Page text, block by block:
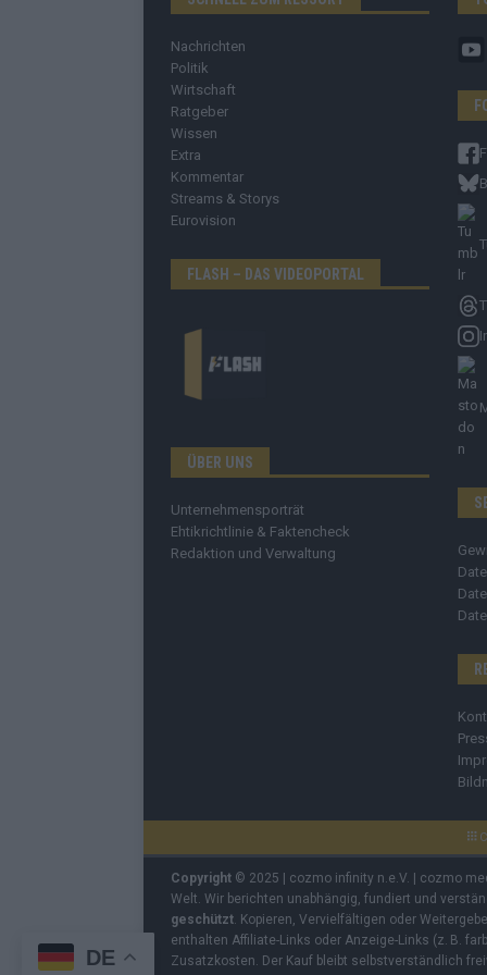
Nachrichten
Politik
Wirtschaft
Ratgeber
Wissen
Extra
Kommentar
Streams & Storys
Eurovision
FLASH – DAS VIDEOPORTAL
ÜBER UNS
Unternehmensporträt
Ehtikrichtlinie & Faktencheck
Redaktion und Verwaltung
Copyright © 2025 | cozmo infinity n.e.V. | cozmo
Welt. Wir berichten unabhängig, fundiert und
geschützt . Kopieren, Vervielfältigen oder
enthalten Affiliate-Links oder Anzeige-Links (z. B.
Zusatzkosten. Der Kauf bleibt selbstverständlich
DE